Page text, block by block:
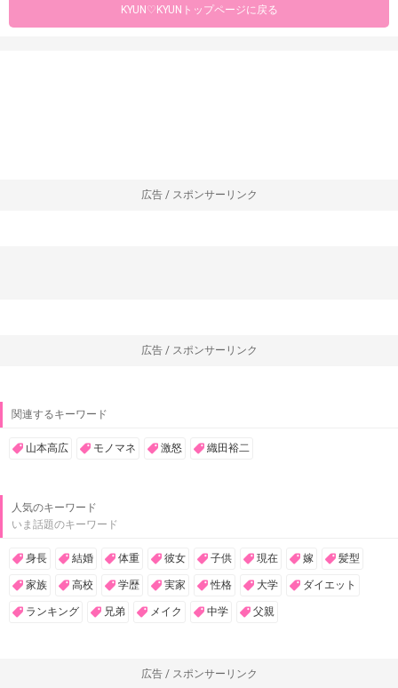
KYUN♡KYUNトップページに戻る
広告 / スポンサーリンク
広告 / スポンサーリンク
関連するキーワード
山本高広 モノマネ 激怒 織田裕二
人気のキーワード
いま話題のキーワード
身長 結婚 体重 彼女 子供 現在 嫁 髪型
家族 高校 学歴 実家 性格 大学 ダイエット
ランキング 兄弟 メイク 中学 父親
広告 / スポンサーリンク